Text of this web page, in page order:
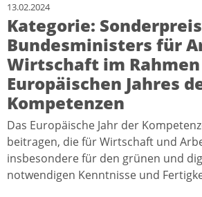
13.02.2024
Kategorie:
Bundesministers für
Wirtschaft im Rahmen
Europäischen Jahres
Kompetenzen
Das Europäische Jahr der
beitragen, die für Wirtschaft und
insbesondere für den grünen und
notwendigen Kenntnisse und